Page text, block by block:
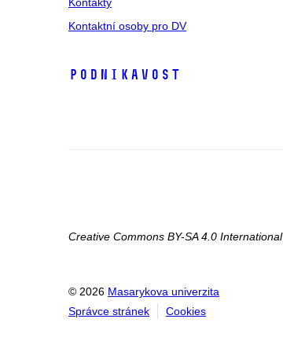
Kontaktní osoby pro DV
Podnikavost
Creative Commons BY-SA 4.0 International
© 2026 Masarykova univerzita
Správce stránek
Cookies